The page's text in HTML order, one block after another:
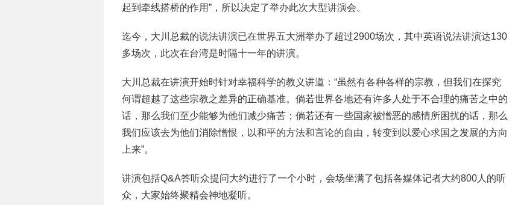
起到牵线搭桥的作用”，所以决定了举办此次大型讲演会。
迄今，大川总裁的说法讲演已在世界五大洲举办了超过2900场次，其中英语说法讲演达130
多场次，此次在台湾是时隔十一年的讲演。
大川总裁在讲演开始时针对幸福科学的教义讲道：“虽然有各种各样的宗教，但我们在探究
何谓超越了这些宗教之差异的正确基准。倘若世界各地还有许多人处于不合理的痛苦之中的
话，那么我们至少能够为他们减少痛苦；倘若还有一些国家被憎恶的感情所困扰的话，那么
我们应该去为他们消除憎恨，以和平的方法和言论的自由，转变到以爱心求国之发展的方向
上来”。
讲演包括Q&A答听众提问大约进行了一个小时，会场坐满了包括各媒体记者大约800人的听
众，大家始终聚精会神地凝听。